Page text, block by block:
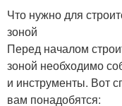
Что нужно для
зоной
Перед началом
зоной необходимо
и инструменты. Вот
вам понадобятся: